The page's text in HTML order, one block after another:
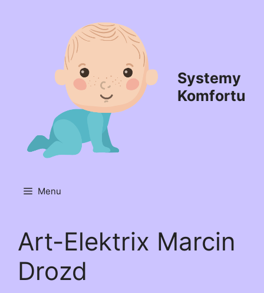
Systemy
Komfortu
Menu
Art-Elektrix Marcin
Drozd